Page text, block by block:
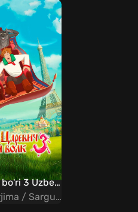
Shahzoda va bo'ri 3 Uzbek tilida
Multfilm / Tarjima / Sarguzasht